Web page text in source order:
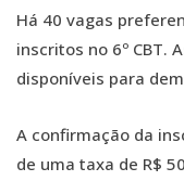
Há 40 vagas
inscritos no 6º CBT.
disponíveis para
A confirmação da
de uma taxa de R$